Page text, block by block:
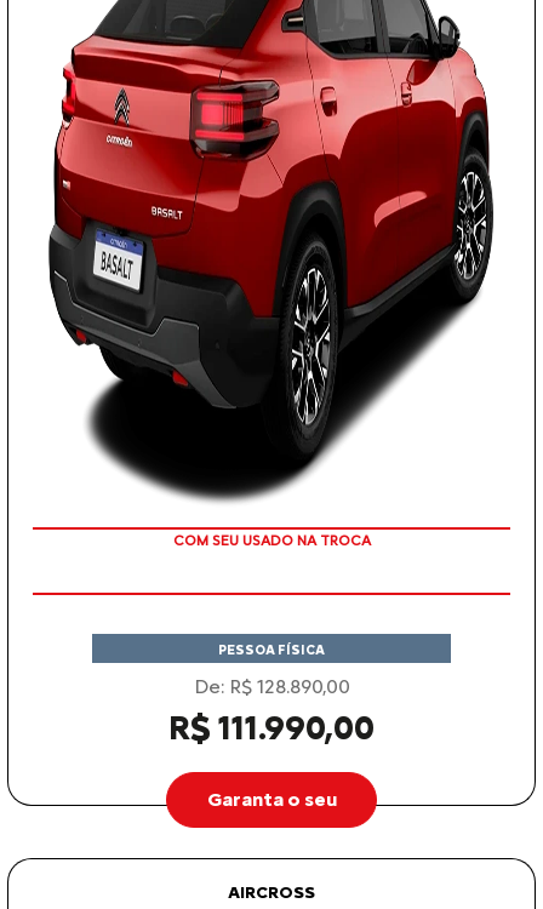
TAXA ZERO
PESSOA FÍSICA
De: R$ 128.890,00
R$ 111.990,00
Garanta o seu
AIRCROSS